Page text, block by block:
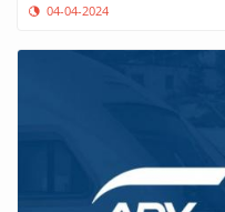
04-04-2024